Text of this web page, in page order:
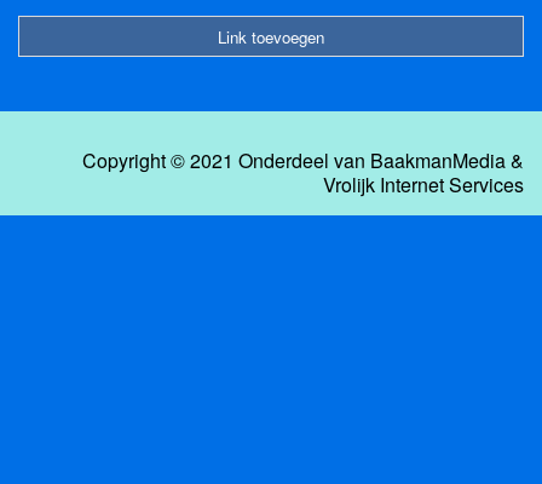
Link toevoegen
Copyright © 2021 Onderdeel van BaakmanMedia&
Vrolijk Internet Services